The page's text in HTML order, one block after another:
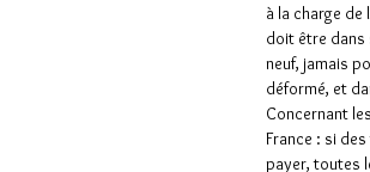
à la charge
doit être dans
neuf, jamais
déformé, et
Concernant
France : si
payer, toutes